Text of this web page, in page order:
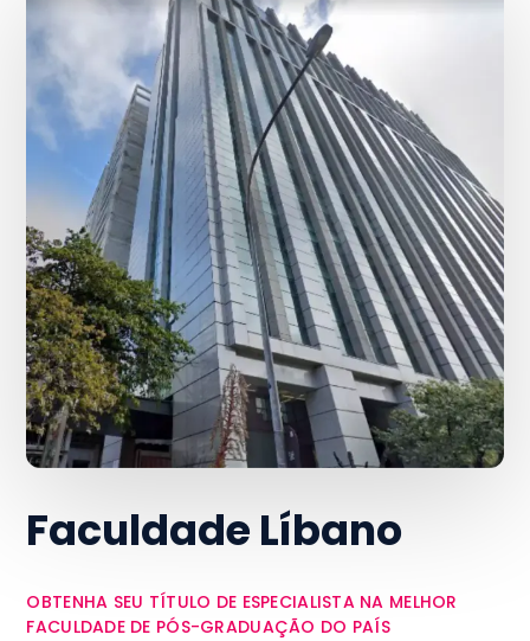
Faculdade Líbano
OBTENHA SEU TÍTULO DE ESPECIALISTA NA MELHOR
FACULDADE DE PÓS-GRADUAÇÃO DO PAÍS